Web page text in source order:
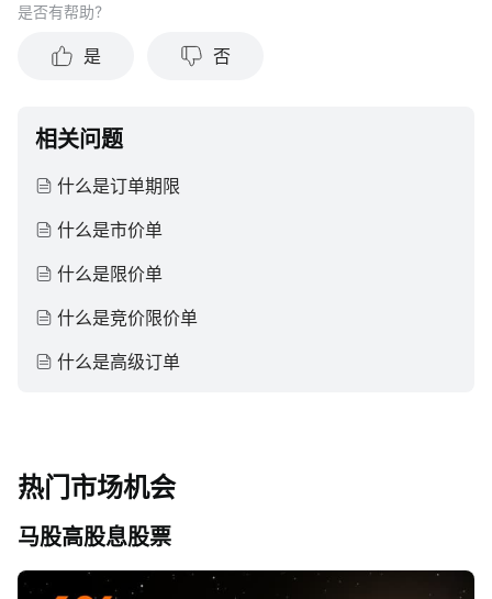
是否有帮助？
是 否
相关问题
什么是订单期限
什么是市价单
什么是限价单
什么是竞价限价单
什么是高级订单
热门市场机会
马股高股息股票